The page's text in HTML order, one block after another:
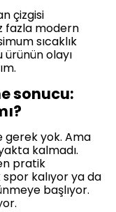
çizgisi
fazla modern
sıcaklık
ürünün olayı
sonucu:
gerek yok. Ama
kalmadı.
pratik
kalıyor ya da
başlıyor.